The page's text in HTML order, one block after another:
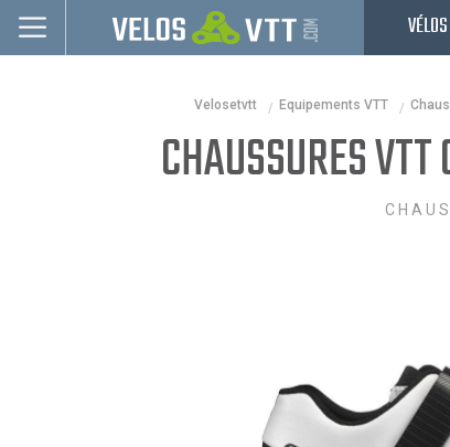
Velosetvtt Equipements VTT
CHAUSSURES